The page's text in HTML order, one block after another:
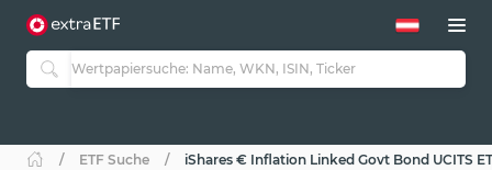
ETF Suche iShares € Inflation Linked Govt Bond UCITS